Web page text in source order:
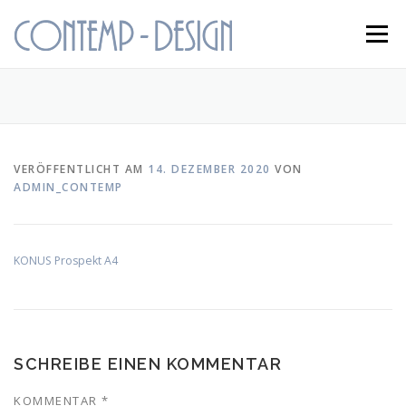
Inhalt
springen
Menü
VERÖFFENTLICHT AM 14. DEZEMBER 2020 VON
ADMIN_CONTEMP
KONUS Prospekt A4
SCHREIBE EINEN KOMMENTAR
KOMMENTAR *